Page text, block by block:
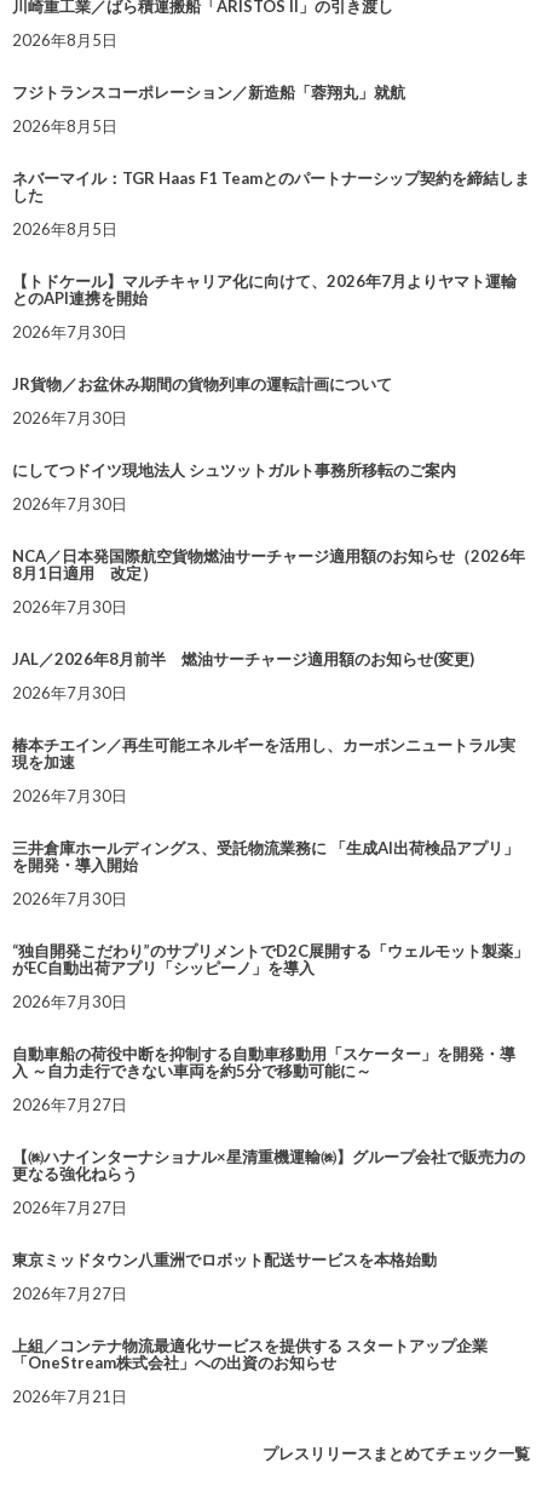
川崎重工業／ばら積運搬船「ARISTOS II」の引き渡し
2026年8月5日
フジトランスコーポレーション／新造船「蓉翔丸」就航
2026年8月5日
ネバーマイル：TGR Haas F1 Teamとのパートナーシップ契約を締結しま
した
2026年8月5日
【トドケール】マルチキャリア化に向けて、2026年7月よりヤマト運輸
とのAPI連携を開始
2026年7月30日
JR貨物／お盆休み期間の貨物列車の運転計画について
2026年7月30日
にしてつドイツ現地法人 シュツットガルト事務所移転のご案内
2026年7月30日
NCA／日本発国際航空貨物燃油サーチャージ適用額のお知らせ（2026年
8月1日適用 改定）
2026年7月30日
JAL／2026年8月前半 燃油サーチャージ適用額のお知らせ(変更)
2026年7月30日
椿本チエイン／再生可能エネルギーを活用し、カーボンニュートラル実
現を加速
2026年7月30日
三井倉庫ホールディングス、受託物流業務に 「生成AI出荷検品アプリ」
を開発・導入開始
2026年7月30日
“独自開発こだわり”のサプリメントでD2C展開する「ウェルモット製薬」
がEC自動出荷アプリ「シッピーノ」を導入
2026年7月30日
自動車船の荷役中断を抑制する自動車移動用「スケーター」を開発・導
入 ～自力走行できない車両を約5分で移動可能に～
2026年7月27日
【㈱ハナインターナショナル×星清重機運輸㈱】グループ会社で販売力の
更なる強化ねらう
2026年7月27日
東京ミッドタウン八重洲でロボット配送サービスを本格始動
2026年7月27日
上組／コンテナ物流最適化サービスを提供する スタートアップ企業
「OneStream株式会社」への出資のお知らせ
2026年7月21日
プレスリリースまとめてチェック一覧